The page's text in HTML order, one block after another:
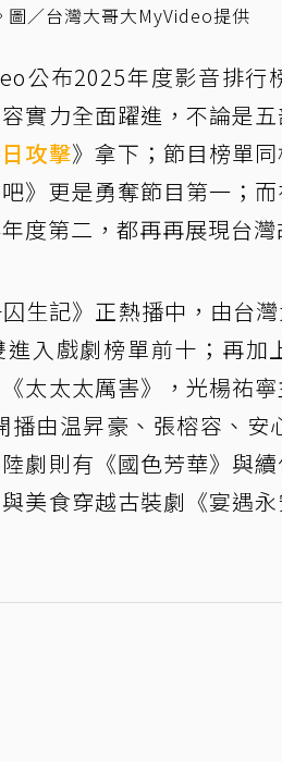
／台灣大哥大MyVideo提供
公布2025年度影音排
實力全面躍進，不論是
攻擊》拿下；節目榜單
》更是勇奪節目第一；而
度第二，都再再展現台灣
生記》正熱播中，由台
入戲劇榜單前十；再
太太太厲害》，光楊祐
由温昇豪、張榕容、安
劇則有《國色芳華》與
美食穿越古裝劇《宴遇